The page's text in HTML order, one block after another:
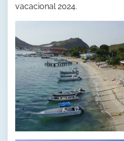
vacacional 2024.